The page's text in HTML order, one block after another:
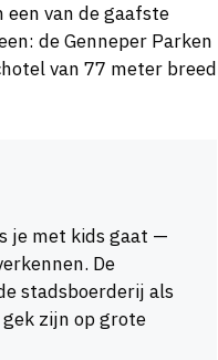
van de gaafste
de Genneper Parken
van 77 meter breed
je met kids gaat —
De
stadsboerderij als
zijn op grote